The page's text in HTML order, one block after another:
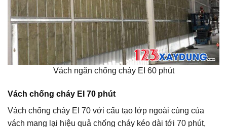
Vách ngăn chống cháy EI 60 phút
Vách chống cháy EI 70 phút
Vách chống cháy EI 70 với cấu tạo lớp ngoài cùng của
vách mang lại hiệu quả chống cháy kéo dài tới 70 phút,